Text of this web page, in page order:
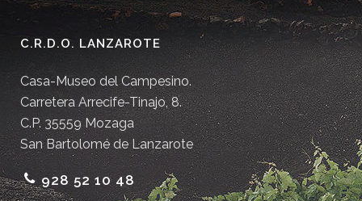
C.R.D.O. LANZAROTE
Casa-Museo del Campesino.
Carretera Arrecife-Tinajo, 8.
C.P. 35559 Mozaga
San Bartolomé de Lanzarote
928 52 10 48